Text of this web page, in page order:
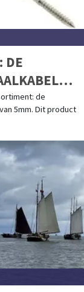
DE
de
5mm. Dit product